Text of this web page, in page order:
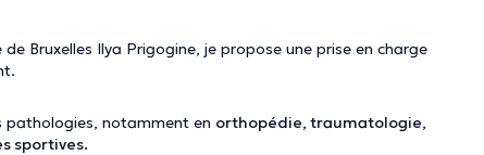
Bruxelles Ilya Prigogine, je propose une prise en charge
pathologies, notamment en orthopédie, traumatologie,
sportives.